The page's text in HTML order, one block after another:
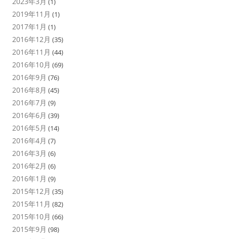
2019年11月 (1)
2017年1月 (1)
2016年12月 (35)
2016年11月 (44)
2016年10月 (69)
2016年9月 (76)
2016年8月 (45)
2016年7月 (9)
2016年6月 (39)
2016年5月 (14)
2016年4月 (7)
2016年3月 (6)
2016年2月 (6)
2016年1月 (9)
2015年12月 (35)
2015年11月 (82)
2015年10月 (66)
2015年9月 (98)